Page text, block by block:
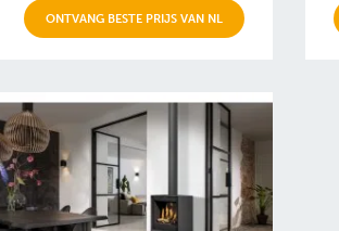
ONTVANG BESTE PRIJS VAN NL